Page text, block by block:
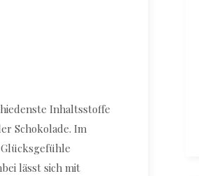
Inhaltsstoffe
Schokolade. Im
lässt sich mit